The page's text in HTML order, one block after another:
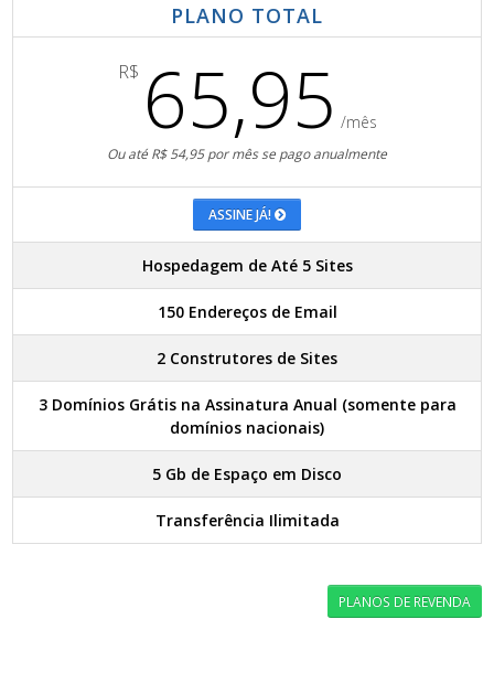
PLANO TOTAL
R$ 65,95 /mês
Ou até R$ 54,95 por mês se pago anualmente
ASSINE JÁ!
Hospedagem de Até 5 Sites
150 Endereços de Email
2 Construtores de Sites
3 Domínios Grátis na Assinatura Anual (somente para
domínios nacionais)
5 Gb de Espaço em Disco
Transferência Ilimitada
PLANOS DE REVENDA